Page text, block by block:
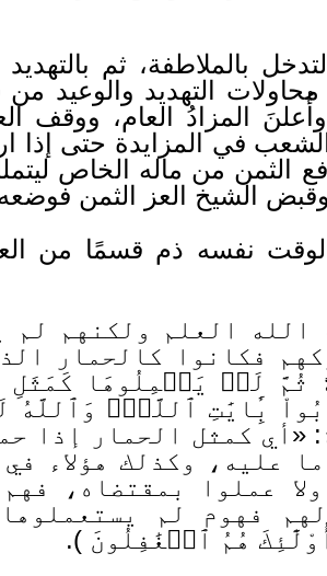
بالملاطفة، ثم
التهديد والوعيد من
المزادُ العام، ووقف
في المزايدة حتى إذا
الثمن من ماله الخاص
وقبض الشيخ العز الثمن
الوقت نفسه ذم قسمًا من
الله العلم ولكنهم لم
فكانوا كالحمار
ثُمَّ لَمۡ يَحۡمِلُوهَا
بِ‍َٔايَٰتِ ٱللَّهِۚ وَٱللَّهُ
«أي كمثل الحمار إذا
عليه، وكذلك هؤلاء
عملوا بمقتضاه،
لهم فهوم لم
هُمُ ٱلۡغَٰفِلُونَ ).